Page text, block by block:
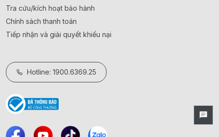
Tra cứu/kích hoạt bảo hành
Chính sách thanh toán
Tiếp nhận và giải quyết khiếu nại
Hotline: 1900.6369.25